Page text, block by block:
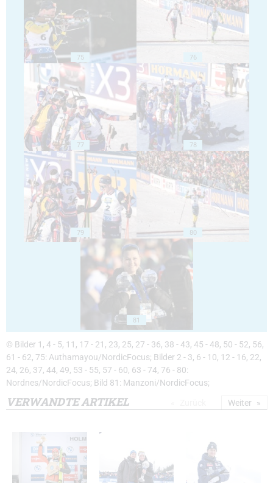
75 76
77 78
79 80
81
© Bilder 1, 4 - 5, 11, 17 - 21, 23, 25, 27 - 36, 38 - 43, 45 - 48, 50 - 52, 56,
61 - 62, 75: Authamayou/NordicFocus; Bilder 2 - 3, 6 - 10, 12 - 16, 22,
24, 26, 37, 44, 49, 53 - 55, 57 - 60, 63 - 74, 76 - 80:
Nordnes/NordicFocus; Bild 81: Manzoni/NordicFocus;
VERWANDTE ARTIKEL Weiter